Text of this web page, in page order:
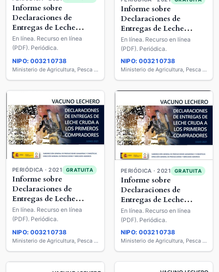
Informe sobre
Declaraciones de
Entregas de Leche
Cruda a los Primeros
Compradores : Vacuno
Lechero
En línea. Recurso en línea
(PDF). Periódica.
NIPO: 003210738
Ministerio de Agricultura, Pesca y Alimentación
Informe sobre
Declaraciones de
Entregas de Leche
Cruda a los Primeros
Compradores : Vacuno
Lechero
En línea. Recurso en línea
(PDF). Periódica.
NIPO: 003210738
Ministerio de Agricultura, Pesca y Alimentación
PERIÓDICA · 2021 GRATUITA
Informe sobre
Declaraciones de
Entregas de Leche
Cruda a los Primeros
Compradores : Vacuno
Lechero
En línea. Recurso en línea
(PDF). Periódica.
NIPO: 003210738
Ministerio de Agricultura, Pesca y Alimentación
PERIÓDICA · 2021 GRATUITA
Informe sobre
Declaraciones de
Entregas de Leche
Cruda a los Primeros
Compradores : Vacuno
Lechero
En línea. Recurso en línea
(PDF). Periódica.
NIPO: 003210738
Ministerio de Agricultura, Pesca y Alimentación